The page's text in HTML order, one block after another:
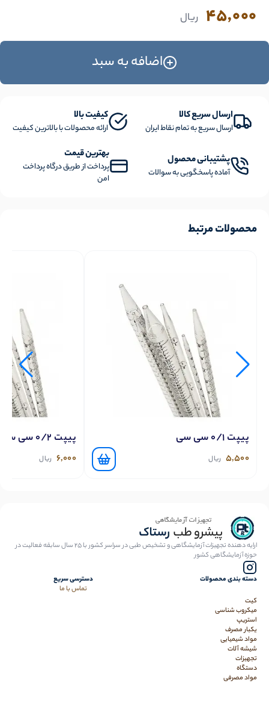
45,000 ریال
اضافه به سبد
ارسال سریع کالا
ارسال سریع به تمام نقاط ایران
کیفیت بالا
ارائه محصولات با بالاترین کیفیت
پشتیبانی محصول
آماده پاسخگویی به سوالات
بهترین قیمت
پرداخت از طریق درگاه پرداخت
امن
محصولات مرتبط
پیپت 0/1 سی سی
5,500 ریال
پیپت 0/2 سی سی
6,000 ریال
ارایه دهنده تجهیزات آزمایشگاهی و تشخیص طبی در سراسر کشور با 25 سال سابقه فعالیت در
حوزه آزمایشگاهی کشور
دسته بندی محصولات
کیت
میکروب شناسی
استریپ
یکبار مصرف
مواد شیمیایی
شیشه آلات
تجهیزات
دستگاه
مواد مصرفی
دسترسی سریع
تماس با ما